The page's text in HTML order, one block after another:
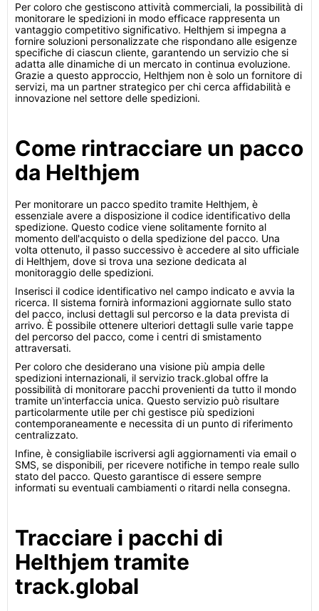
Per coloro che gestiscono attività commerciali, la possibilità di
monitorare le spedizioni in modo efficace rappresenta un
vantaggio competitivo significativo. Helthjem si impegna a
fornire soluzioni personalizzate che rispondano alle esigenze
specifiche di ciascun cliente, garantendo un servizio che si
adatta alle dinamiche di un mercato in continua evoluzione.
Grazie a questo approccio, Helthjem non è solo un fornitore di
servizi, ma un partner strategico per chi cerca affidabilità e
innovazione nel settore delle spedizioni.
Come rintracciare un pacco
da Helthjem
Per monitorare un pacco spedito tramite Helthjem, è
essenziale avere a disposizione il codice identificativo della
spedizione. Questo codice viene solitamente fornito al
momento dell'acquisto o della spedizione del pacco. Una
volta ottenuto, il passo successivo è accedere al sito ufficiale
di Helthjem, dove si trova una sezione dedicata al
monitoraggio delle spedizioni.
Inserisci il codice identificativo nel campo indicato e avvia la
ricerca. Il sistema fornirà informazioni aggiornate sullo stato
del pacco, inclusi dettagli sul percorso e la data prevista di
arrivo. È possibile ottenere ulteriori dettagli sulle varie tappe
del percorso del pacco, come i centri di smistamento
attraversati.
Per coloro che desiderano una visione più ampia delle
spedizioni internazionali, il servizio track.global offre la
possibilità di monitorare pacchi provenienti da tutto il mondo
tramite un'interfaccia unica. Questo servizio può risultare
particolarmente utile per chi gestisce più spedizioni
contemporaneamente e necessita di un punto di riferimento
centralizzato.
Infine, è consigliabile iscriversi agli aggiornamenti via email o
SMS, se disponibili, per ricevere notifiche in tempo reale sullo
stato del pacco. Questo garantisce di essere sempre
informati su eventuali cambiamenti o ritardi nella consegna.
Tracciare i pacchi di
Helthjem tramite
track.global